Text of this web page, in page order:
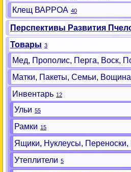
Клещ ВАРРОА 40
Перспективы Развития
Товары 3
Мед, Прополис, Перга, Воск,
Матки, Пакеты, Семьи, Вощина
Инвентарь 12
Ульи 55
Рамки 15
Ящики, Нуклеусы, Переноски,
Утеплители 5